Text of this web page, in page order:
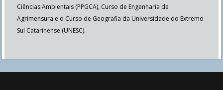
Ciências Ambientais (PPGCA), Curso de Engenharia de
Agrimensura e o Curso de Geografia da Universidade do Extremo
Sul Catarinense (UNESC).